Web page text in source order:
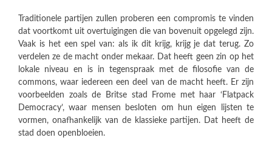
Traditionele partijen zullen proberen een compromis te vinden
dat voortkomt uit overtuigingen die van bovenuit opgelegd zijn.
Vaak is het een spel van: als ik dit krijg, krijg je dat terug. Zo
verdelen ze de macht onder mekaar. Dat heeft geen zin op het
lokale niveau en is in tegenspraak met de filosofie van de
commons, waar iedereen een deel van de macht heeft. Er zijn
voorbeelden zoals de Britse stad Frome met haar ‘Flatpack
Democracy’, waar mensen besloten om hun eigen lijsten te
vormen, onafhankelijk van de klassieke partijen. Dat heeft de
stad doen openbloeien.